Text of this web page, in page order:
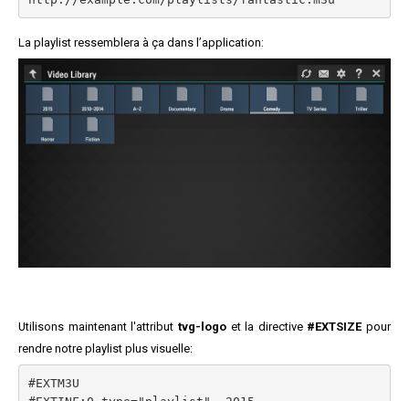
La playlist ressemblera à ça dans l’application:
Utilisons maintenant l'attribut tvg-logoet la directive #EXTSIZEpour
rendre notre playlist plus visuelle:
#EXTM3U